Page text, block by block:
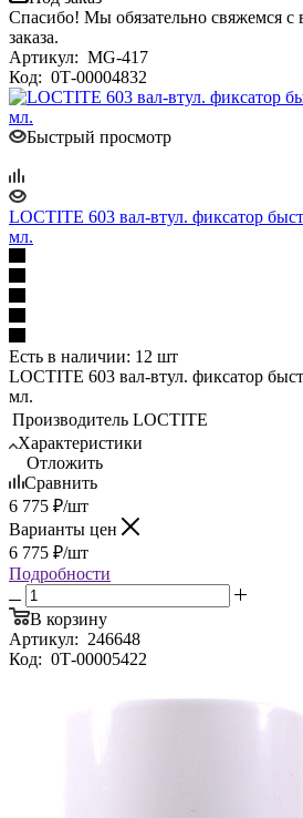
Спасибо! Мы обязательно свяжемся с
заказа.
Артикул: MG-417
Код: 0Т-00004832
Быстрый просмотр
LOCTITE 603 вал-втул. фиксатор
мл.
Есть в наличии: 12 шт
LOCTITE 603 вал-втул. фиксатор
мл.
Производитель LOCTITE
Характеристики
Отложить
Сравнить
6 775 ₽/шт
Варианты цен
6 775 ₽/шт
Подробности
В корзину
Артикул: 246648
Код: 0Т-00005422